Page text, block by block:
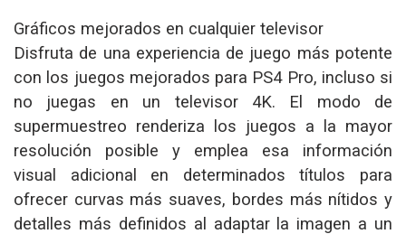
Gráficos mejorados en cualquier televisor
Disfruta de una experiencia de juego más potente
con los juegos mejorados para PS4 Pro, incluso si
no juegas en un televisor 4K. El modo de
supermuestreo renderiza los juegos a la mayor
resolución posible y emplea esa información
visual adicional en determinados títulos para
ofrecer curvas más suaves, bordes más nítidos y
detalles más definidos al adaptar la imagen a un